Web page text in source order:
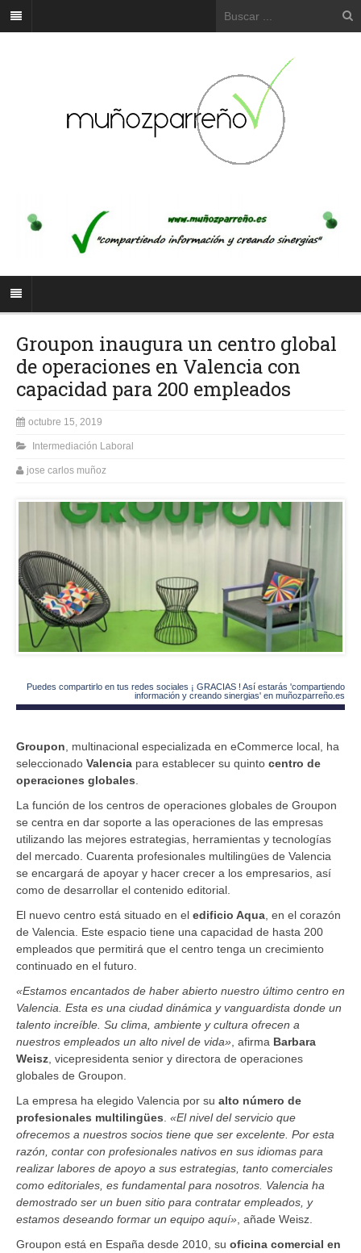
Groupon inaugura un centro global
de operaciones en Valencia con
capacidad para 200 empleados
octubre 15, 2019
Intermediación Laboral
jose carlos muñoz
Puedes compartirlo en tus redes sociales ¡ GRACIAS ! Así estarás 'compartiendo
información y creando sinergias' en muñozparreño.es
Groupon , multinacional especializada en eCommerce local, ha
seleccionado Valencia para establecer su quinto centro de
operaciones globales
La función de los centros de operaciones globales de Groupon
se centra en dar soporte a las operaciones de las empresas
utilizando las mejores estrategias, herramientas y tecnologías
del mercado. Cuarenta profesionales multilingües de Valencia
se encargará de apoyar y hacer crecer a los empresarios, así
como de desarrollar el contenido editorial.
El nuevo centro está situado en el edificio Aqua , en el corazón
de Valencia. Este espacio tiene una capacidad de hasta 200
empleados que permitirá que el centro tenga un crecimiento
continuado en el futuro.
«Estamos encantados de haber abierto nuestro último centro en
Valencia. Esta es una ciudad dinámica y vanguardista donde un
talento increíble. Su clima, ambiente y cultura ofrecen a
nuestros empleados un alto nivel de vida» , afirma Barbara
Weisz , vicepresidenta senior y directora de operaciones
globales de Groupon.
La empresa ha elegido Valencia por su alto número de
profesionales multilingües «El nivel del servicio que
ofrecemos a nuestros socios tiene que ser excelente. Por esta
razón, contar con profesionales nativos en sus idiomas para
realizar labores de apoyo a sus estrategias, tanto comerciales
como editoriales, es fundamental para nosotros. Valencia ha
demostrado ser un buen sitio para contratar empleados, y
estamos deseando formar un equipo aquí» , añade Weisz.
Groupon está en España desde 2010, su oficina comercial en